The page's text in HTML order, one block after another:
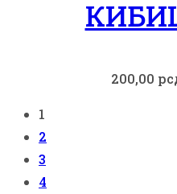
200,00
1
2
3
4